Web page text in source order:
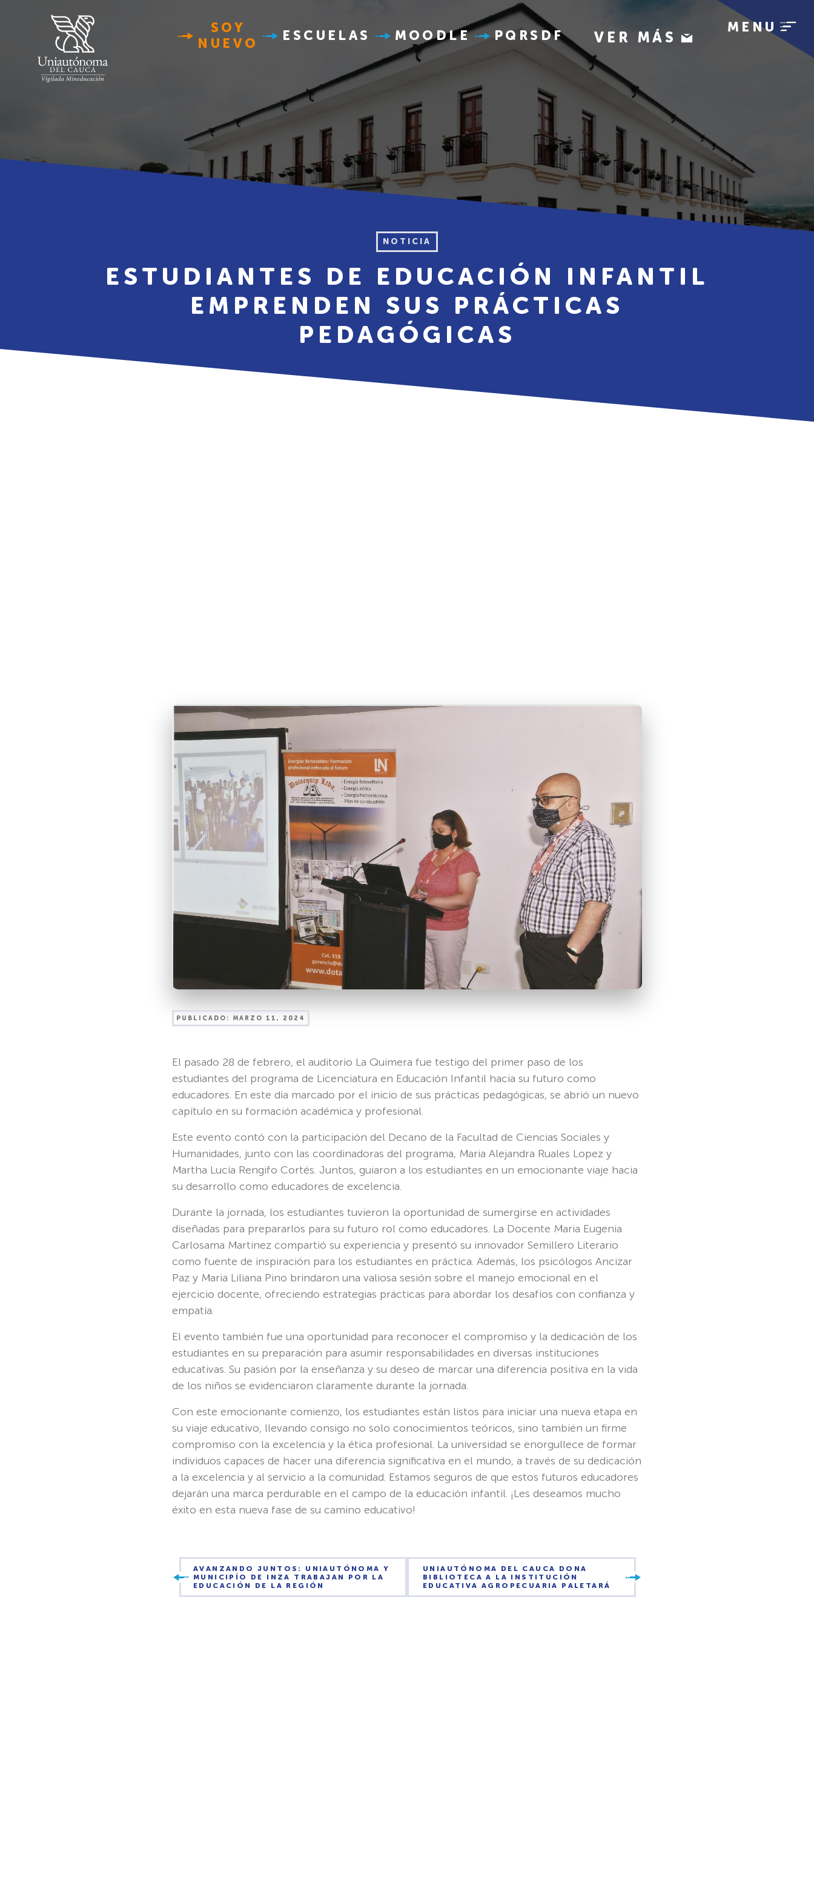
SOY
NUEVO
ESCUELAS MOODLE PQRSDF VER MÁS
MENU
NOTICIA
ESTUDIANTES DE EDUCACIÓN INFANTIL
EMPRENDEN SUS PRÁCTICAS
PEDAGÓGICAS
PUBLICADO: MARZO 11, 2024
El pasado 28 de febrero, el auditorio La Quimera fue testigo del primer paso de los
estudiantes del programa de Licenciatura en Educación Infantil hacia su futuro como
educadores. En este día marcado por el inicio de sus prácticas pedagógicas, se abrió un nuevo
capítulo en su formación académica y profesional.
Este evento contó con la participación del Decano de la Facultad de Ciencias Sociales y
Humanidades, junto con las coordinadoras del programa, Maria Alejandra Ruales Lopez y
Martha Lucía Rengifo Cortés. Juntos, guiaron a los estudiantes en un emocionante viaje hacia
su desarrollo como educadores de excelencia.
Durante la jornada, los estudiantes tuvieron la oportunidad de sumergirse en actividades
diseñadas para prepararlos para su futuro rol como educadores. La Docente Maria Eugenia
Carlosama Martinez compartió su experiencia y presentó su innovador Semillero Literario
como fuente de inspiración para los estudiantes en práctica. Además, los psicólogos Ancizar
Paz y Maria Liliana Pino brindaron una valiosa sesión sobre el manejo emocional en el
ejercicio docente, ofreciendo estrategias prácticas para abordar los desafíos con confianza y
empatía.
El evento también fue una oportunidad para reconocer el compromiso y la dedicación de los
estudiantes en su preparación para asumir responsabilidades en diversas instituciones
educativas. Su pasión por la enseñanza y su deseo de marcar una diferencia positiva en la vida
de los niños se evidenciaron claramente durante la jornada.
Con este emocionante comienzo, los estudiantes están listos para iniciar una nueva etapa en
su viaje educativo, llevando consigo no solo conocimientos teóricos, sino también un firme
compromiso con la excelencia y la ética profesional. La universidad se enorgullece de formar
individuos capaces de hacer una diferencia significativa en el mundo, a través de su dedicación
a la excelencia y al servicio a la comunidad. Estamos seguros de que estos futuros educadores
dejarán una marca perdurable en el campo de la educación infantil. ¡Les deseamos mucho
éxito en esta nueva fase de su camino educativo!
AVANZANDO JUNTOS: UNIAUTÓNOMA Y
MUNICIPÍO DE INZA TRABAJAN POR LA
EDUCACIÓN DE LA REGIÓN
UNIAUTÓNOMA DEL CAUCA DONA
BIBLIOTECA A LA INSTITUCIÓN
EDUCATIVA AGROPECUARIA PALETARÁ